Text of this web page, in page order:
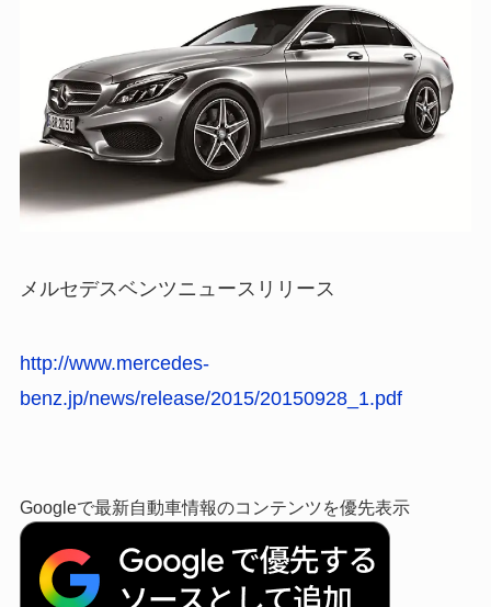
メルセデスベンツニュースリリース
http://www.mercedes-
benz.jp/news/release/2015/20150928_1.pdf
Googleで最新自動車情報のコンテンツを優先表示